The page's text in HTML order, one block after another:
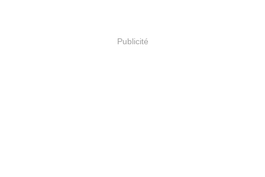
Publicité